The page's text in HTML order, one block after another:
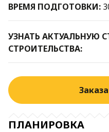
ВРЕМЯ ПОДГОТОВКИ:
УЗНАТЬ АКТУАЛЬНУЮ
СТРОИТЕЛЬСТВА:
ПЛАНИРОВКА